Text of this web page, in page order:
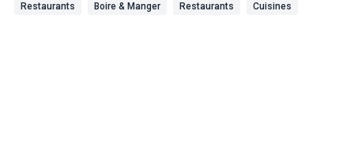
Restaurants Boire & Manger Restaurants Cuisines